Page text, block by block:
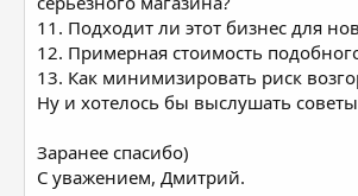
11. Подходит ли этот бизнес для
12. Примерная стоимость
13. Как минимизировать риск
Ну и хотелось бы выслушать
Заранее спасибо)
С уважением, Дмитрий.